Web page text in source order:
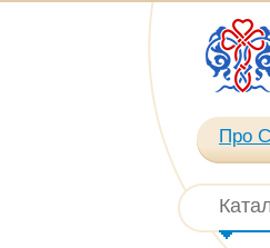
Про